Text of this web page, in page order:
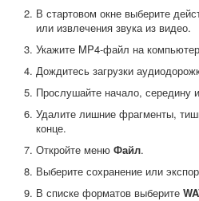
В стартовом окне выберите
или извлечения звука из видео.
Укажите MP4-файл на
Дождитесь загрузки
Прослушайте начало, середину
Удалите лишние фрагменты,
конце.
Откройте меню Файл.
Выберите сохранение или
В списке форматов выберите